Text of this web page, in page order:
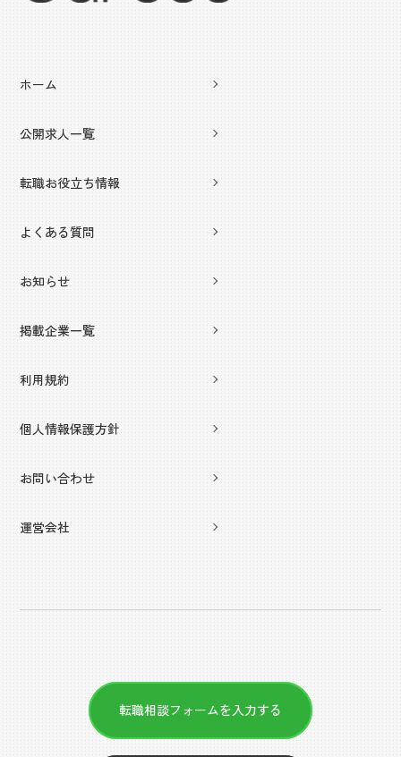
ホーム
公開求人一覧
転職お役立ち情報
よくある質問
お知らせ
掲載企業一覧
利用規約
個人情報保護方針
お問い合わせ
運営会社
転職相談フォームを入力する